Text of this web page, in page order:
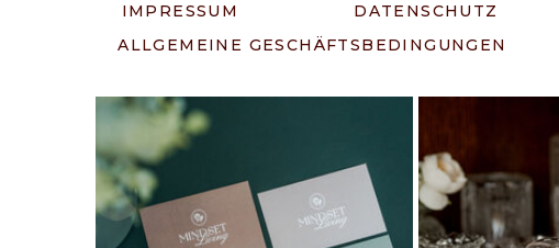
IMPRESSUM
DATENSCHUTZ
ALLGEMEINE GESCHÄFTSBEDINGUNGEN